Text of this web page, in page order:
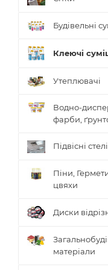
Будівельні
Клеючі
Утеплювачі
Водно-
фарби,
Підвісні стелі
Піни,
цвяхи
Диски
матеріали